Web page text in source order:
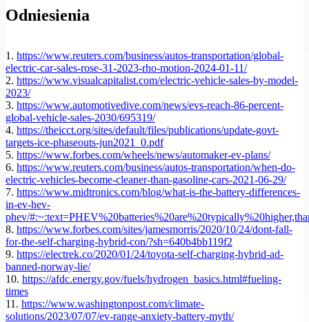
Odniesienia
1. https://www.reuters.com/business/autos-transportation/global-
electric-car-sales-rose-31-2023-rho-motion-2024-01-11/
2. https://www.visualcapitalist.com/electric-vehicle-sales-by-model-
2023/
3. https://www.automotivedive.com/news/evs-reach-86-percent-
global-vehicle-sales-2030/695319/
4. https://theicct.org/sites/default/files/publications/update-govt-
targets-ice-phaseouts-jun2021_0.pdf
5. https://www.forbes.com/wheels/news/automaker-ev-plans/
6. https://www.reuters.com/business/autos-transportation/when-do-
electric-vehicles-become-cleaner-than-gasoline-cars-2021-06-29/
7. https://www.midtronics.com/blog/what-is-the-battery-differences-
in-ev-hev-
phev/
8. https://www.forbes.com/sites/jamesmorris/2020/10/24/dont-fall-
for-the-self-charging-hybrid-con/?sh=640b4bb119f2
9. https://electrek.co/2020/01/24/toyota-self-charging-hybrid-ad-
banned-norway-lie/
10. https://afdc.energy.gov/fuels/hydrogen_basics.html#fueling-
times
11. https://www.washingtonpost.com/climate-
solutions/2023/07/07/ev-range-anxiety-battery-myth/